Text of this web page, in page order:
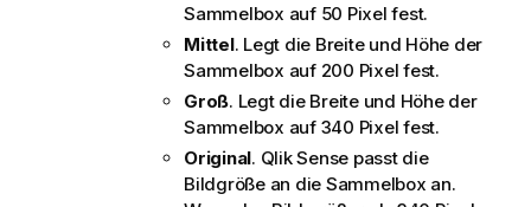
Sammelbox auf 50 Pixel fest.
Mittel. Legt die Breite und Höhe der
Sammelbox auf 200 Pixel fest.
Groß. Legt die Breite und Höhe der
Sammelbox auf 340 Pixel fest.
Original. Qlik Sense passt die
Bildgröße an die Sammelbox an.